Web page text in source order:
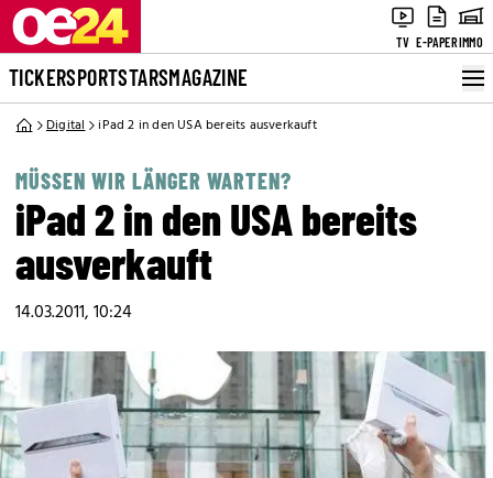
TV E-PAPERIMMO
TICKERSPORTSTARSMAGAZINE
Digital iPad 2 in den USA bereits ausverkauft
MÜSSEN WIR LÄNGER WARTEN?
iPad 2 in den USA bereits
ausverkauft
14.03.2011, 10:24